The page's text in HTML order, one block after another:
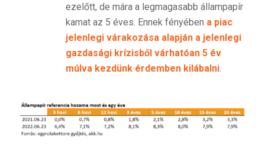
ezelőtt, de mára a legmagasabb állampapír
kamat az 5 éves. Ennek fényében a piac
jelenlegi várakozása alapján a jelenlegi
gazdasági krízisből várhatóan 5 év
múlva kezdünk érdemben kilábalni.